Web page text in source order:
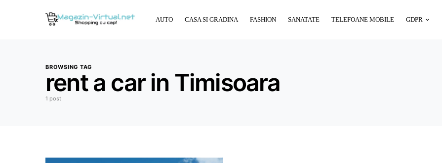
AUTO CASA SI GRADINA FASHION SANATATE TELEFOANE MOBILE GDPR
BROWSING TAG
rent a car in Timisoara
1 post